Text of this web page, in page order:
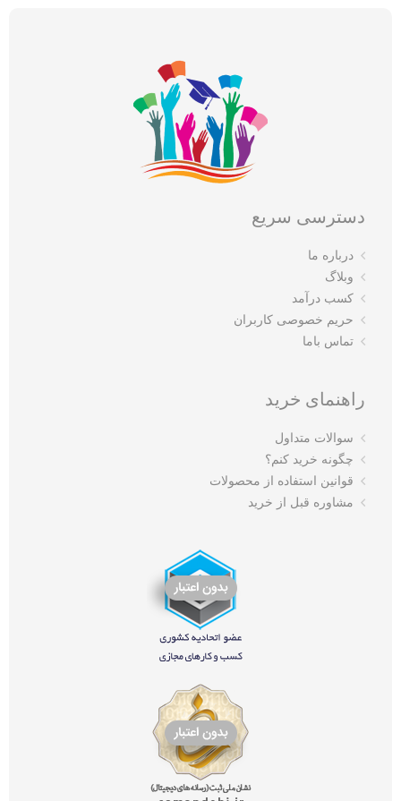
دسترسی سریع
درباره ما
وبلاگ
کسب درآمد
حریم خصوصی کاربران
تماس باما
راهنمای خرید
سوالات متداول
چگونه خرید کنم؟
قوانین استفاده از محصولات
مشاوره قبل از خرید